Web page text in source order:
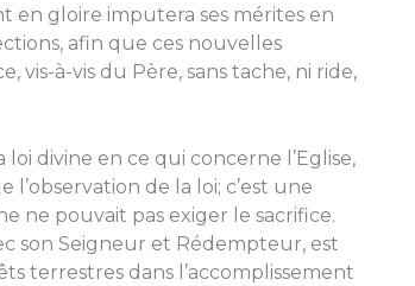
en gloire imputera ses mérites en
afin que ces nouvelles
vis-à-vis du Père, sans tache, ni ride,
divine en ce qui concerne l’Eglise,
l’observation de la loi; c’est une
ne pouvait pas exiger le sacri­fice.
son Sei­gneur et Rédempteur, est
terrestres dans l’accomplissement